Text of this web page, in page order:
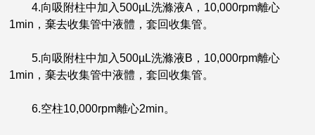
4.向吸附柱中加入500µL洗滌液A，10,000rpm離心
1min，棄去收集管中液體，套回收集管。
5.向吸附柱中加入500µL洗滌液B，10,000rpm離心
1min，棄去收集管中液體，套回收集管。
6.空柱10,000rpm離心2min。